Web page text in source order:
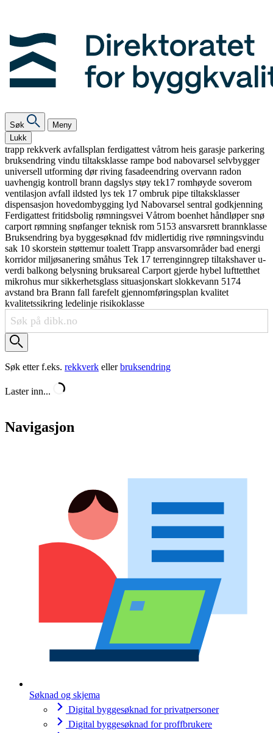
Søk
Meny
Lukk
trapp rekkverk avfallsplan ferdigattest våtrom heis garasje parkering
bruksendring vindu tiltaksklasse rampe bod nabovarsel selvbygger
universell utforming dørriving fasadeendring overvann radon
uavhengig kontroll brann dagslys støy tek17 romhøyde soverom
ventilasjon avfall ildsted lys tek 17 ombruk pipe tiltaksklasser
dispensasjon hovedombygging lyd Nabovarsel sentral godkjenning
Ferdigattest fritidsbolig rømningsvei Våtrom boenhet håndløpersnø
carport rømning snøfangerteknisk rom 5153 ansvarsrett brannklasse
Bruksendring bya byggesøknad fdv midlertidig rive rømningsvindu
sak 10 skorstein støttemurtoalett Trapp ansvarsområderbad energi
korridormiljøsanering småhus Tek 17 terrenginngrep tiltakshaveru-
verdi balkong belysning bruksareal Carport gjerde hybel lufttetthet
mikrohus mursikkerhetsglass situasjonskart slokkevann 5174
avstand bra Brann fall farefelt gjennomføringsplan kvalitet
kvalitetssikring ledelinje risikoklasse
Søk etter f.eks. rekkverk ellerbruksendring
Laster inn...
Navigasjon
Søknad og skjema
Digital byggesøknad for privatpersoner
Digital byggesøknad for proffbrukere